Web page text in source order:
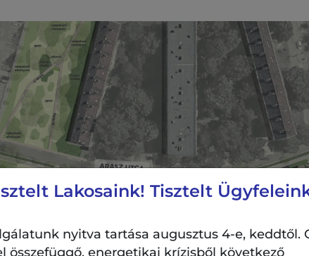
Lakosaink! Tisztelt
nyitva tartása augusztus 4-e, keddtől.
összefüggő, energetikai krízisből következő